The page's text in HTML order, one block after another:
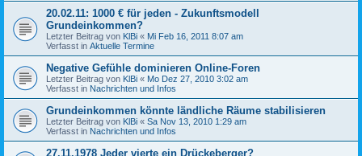
20.02.11: 1000 € für jeden - Zukunftsmodell
Grundeinkommen?
Letzter Beitrag von KlBi « Mi Feb 16, 2011 8:07 am
Verfasst in Aktuelle Termine
Negative Gefühle dominieren Online-Foren
Letzter Beitrag von KlBi « Mo Dez 27, 2010 3:02 am
Verfasst in Nachrichten und Infos
Grundeinkommen könnte ländliche Räume stabilisieren
Letzter Beitrag von KlBi « Sa Nov 13, 2010 1:29 am
Verfasst in Nachrichten und Infos
27.11.1978 Jeder vierte ein Drückeberger?